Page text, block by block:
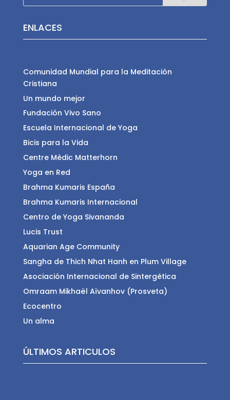
ENLACES
Comunidad Mundial para la Meditación
Cristiana
Un mundo mejor
Fundación Vivo Sano
Escuela Internacional de Yoga
Bicis para la Vida
Centre Mèdic Matterhorn
Yoga en Red
Brahma Kumaris España
Brahma Kumaris Internacional
Centro de Yoga Sivananda
Lucis Trust
Aquarian Age Community
Sangha de Thich Nhat Hanh en Plum Village
Asociación Internacional de Sintergética
Omraam Mikhaël Aïvanhov (Prosveta)
Ecocentro
Un alma
ÚLTIMOS ARTICULOS